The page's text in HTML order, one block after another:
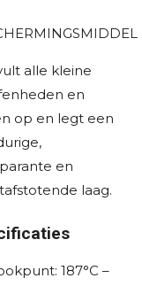
alle kleine
en
op en legt een
en
laag.
187°C –